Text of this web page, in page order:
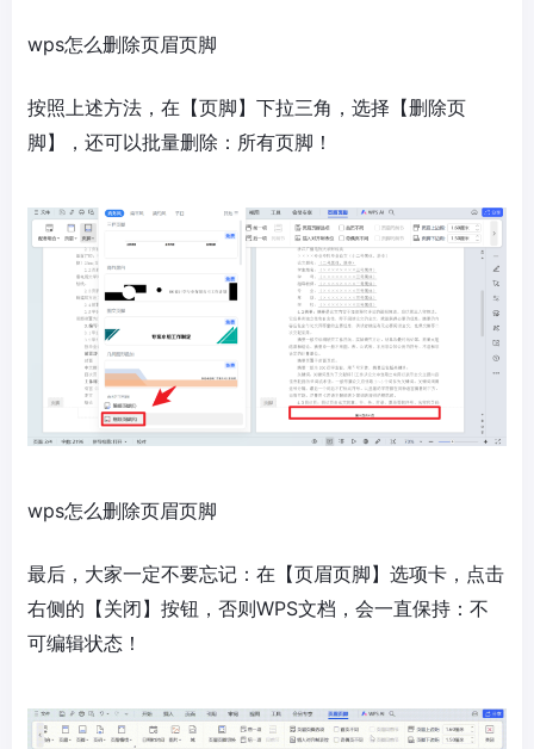
wps怎么删除页眉页脚
按照上述方法，在【页脚】下拉三角，选择【删除页
脚】，还可以批量删除：所有页脚！
wps怎么删除页眉页脚
最后，大家一定不要忘记：在【页眉页脚】选项卡，点击
右侧的【关闭】按钮，否则WPS文档，会一直保持：不
可编辑状态！